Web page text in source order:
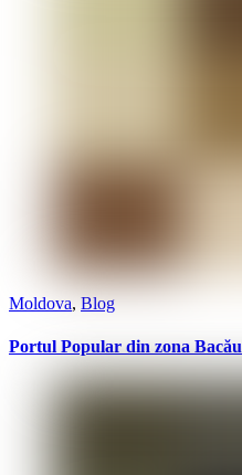
Moldova, Blog
Portul Popular din zona Bacău